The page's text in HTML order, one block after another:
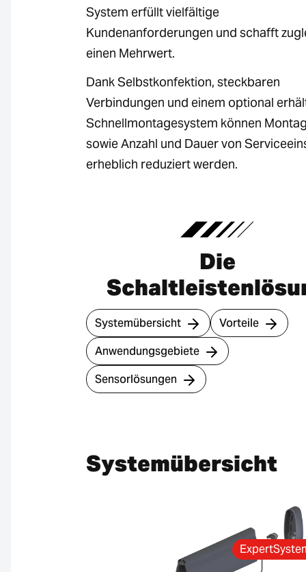
System erfüllt vielfältige
Kundenanforderungen und schafft
einen Mehrwert.
Dank Selbstkonfektion, steckbaren
Verbindungen und einem optional
Schnellmontagesystem können
sowie Anzahl und Dauer von
erheblich reduziert werden.
Die
Systemübersicht
Vorteile
Anwendungsgebiete
Sensorlösungen
Systemübersicht